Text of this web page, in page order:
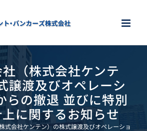
（株式会社ケンテ
譲渡及びオペレーシ
らの撤退 並びに特別
に関するお知らせ
式会社ケンテン）の株式譲渡及びオペレーショ